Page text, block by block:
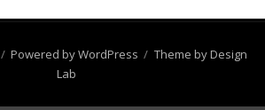
/ Powered by WordPress / Theme by Design
Lab